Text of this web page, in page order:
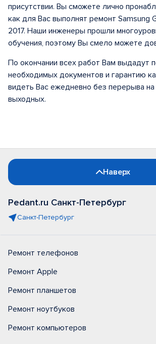
присутствии. Вы сможете лично
как для Вас выполнят ремонт Samsung
2017. Наши инженеры прошли
обучения, поэтому Вы смело можете
По окончании всех работ Вам выдадут
необходимых документов и гарантию
видеть Вас ежедневно без перерыва
выходных.
Наверх
Pedant.ru Санкт-Петербург
Санкт-Петербург
Ремонт телефонов
Ремонт Apple
Ремонт планшетов
Ремонт ноутбуков
Ремонт компьютеров